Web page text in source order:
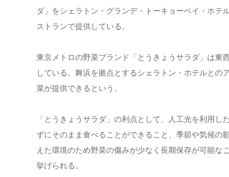
ダ」をシェラトン・グランデ・トーキョーベイ・ホテ
ストランで提供している。
東京メトロの野菜ブランド「とうきょうサラダ」は東
している。舞浜を拠点とするシェラトン・ホテルと
菜が提供できるという。
「とうきょうサラダ」の利点として、人工光を利用
ずにそのまま食べることができること、季節や気候の
えた環境のため野菜の傷みが少なく長期保存が可能
挙げられる。